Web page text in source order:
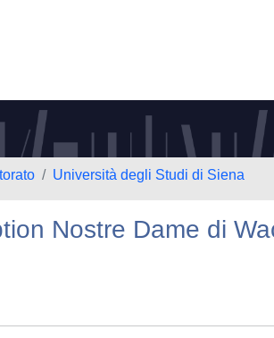
Università degli Studi di Siena
Nostre Dame di